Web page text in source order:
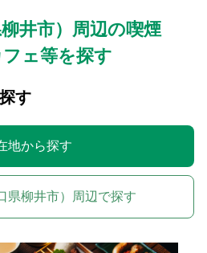
井市）周辺の喫煙
ェ等を探す
す
地から探す
県柳井市）周辺で探す